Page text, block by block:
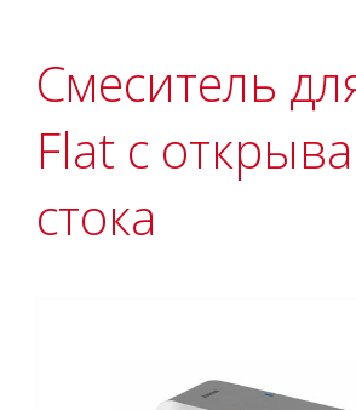
Смеситель
Flat с
стока